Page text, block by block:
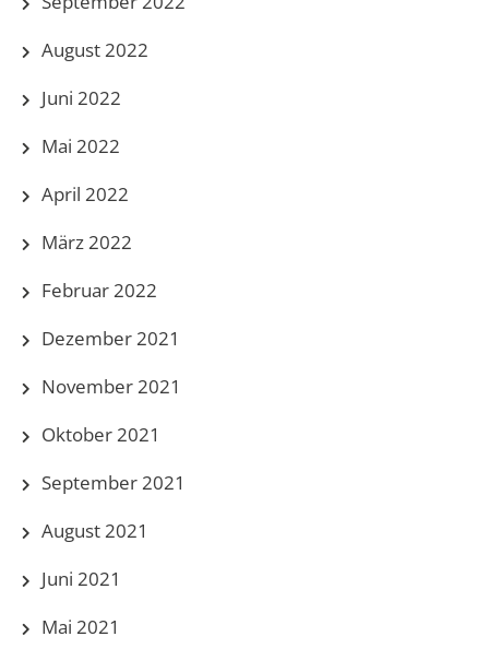
August 2022
Juni 2022
Mai 2022
April 2022
März 2022
Februar 2022
Dezember 2021
November 2021
Oktober 2021
September 2021
August 2021
Juni 2021
Mai 2021